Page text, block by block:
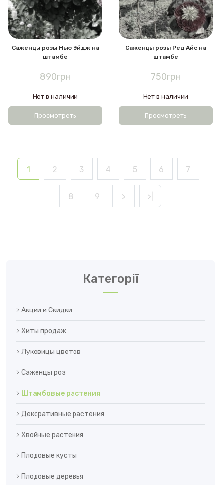
Категорії
Акции и Скидки
Хиты продаж
Луковицы цветов
Саженцы роз
Штамбовые растения
Декоративные растения
Хвойные растения
Плодовые кусты
Плодовые деревья
Саженцы розы Нью Эйдж на
штамбе
890грн
Нет в наличии
Просмотреть
Саженцы розы Ред Айс на
штамбе
750грн
Нет в наличии
Просмотреть
1 2 3 4 5 6 7
8 9 > >|